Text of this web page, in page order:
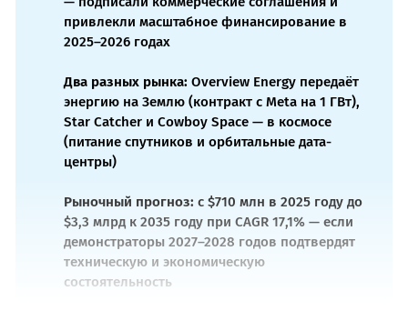
привлекли масштабное финансирование в
2025–2026 годах
Два разных рынка: Overview Energy передаёт
энергию на Землю (контракт с Meta на 1 ГВт),
Star Catcher и Cowboy Space — в космосе
(питание спутников и орбитальные дата-
центры)
Рыночный прогноз: с $710 млн в 2025 году до
$3,3 млрд к 2035 году при CAGR 17,1% — если
демонстраторы 2027–2028 годов подтвердят
техническую и экономическую
состоятельность